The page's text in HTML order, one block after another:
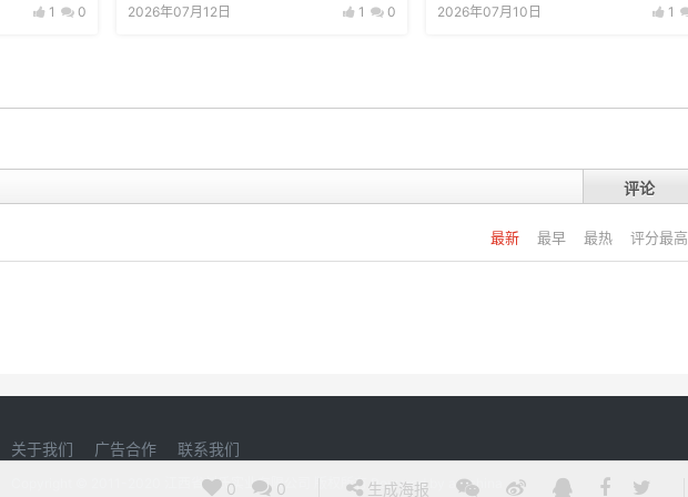
0 0 生成海报
1 0 2026年07月12日 1 0 2026年07月10日 1
评论
最新 最早 最热 评分最高
关于我们 广告合作 联系我们
Copyright © 2011-2020 江西省刘氏实业有限公司 版权所有Powered by argchina